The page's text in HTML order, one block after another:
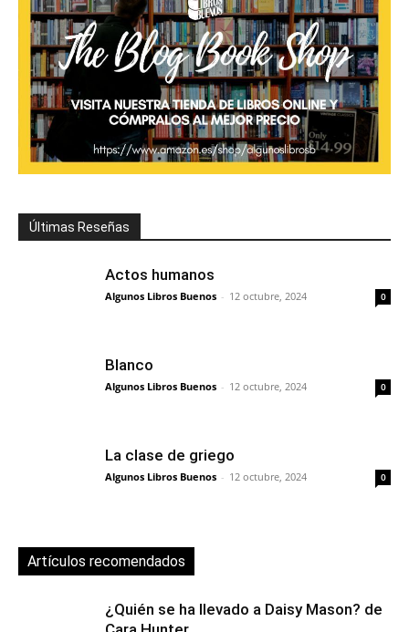
Últimas Reseñas
Actos humanos
Algunos Libros Buenos - 12 octubre, 2024 0
Blanco
Algunos Libros Buenos - 12 octubre, 2024 0
La clase de griego
Algunos Libros Buenos - 12 octubre, 2024 0
Artículos recomendados
¿Quién se ha llevado a Daisy Mason? de